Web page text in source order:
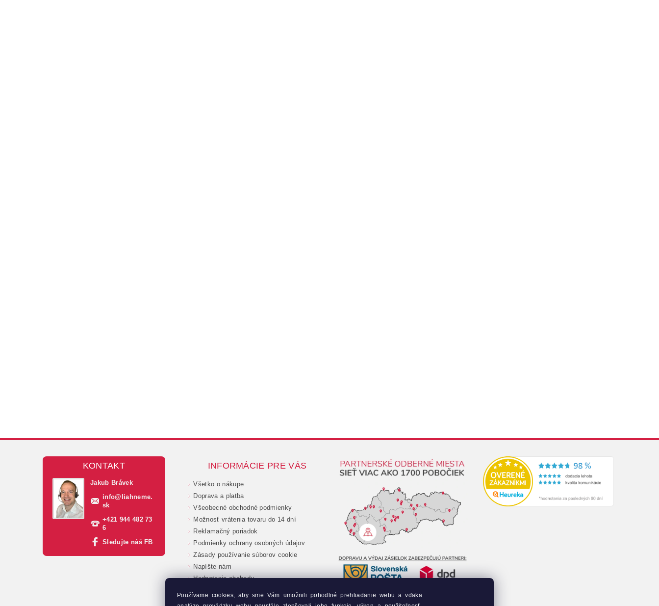
KONTAKT
Jakub Brávek
info@ liahneme.
sk
+421 944 482 73
6
Sledujte náš FB
INFORMÁCIE PRE VÁS
Všetko o nákupe
Doprava a platba
Všeobecné obchodné podmienky
Možnosť vrátenia tovaru do 14 dní
Reklamačný poriadok
Podmienky ochrany osobných údajov
Zásady používanie súborov cookie
Napíšte nám
Hodnotenie obchodu
Moja objednávka
Používame cookies, aby sme Vám umožnili pohodlné prehliadanie webu a vďaka